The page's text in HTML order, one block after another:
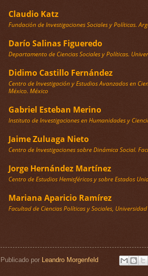
Claudio Katz
Fundación de Investigaciones Sociales y Políticas.
Darío Salinas Figueredo
Departamento de Ciencias Sociales y Políticas.
Didimo Castillo Fernández
Centro de Investigación y Estudios Avanzados en
México. México
Gabriel Esteban Merino
Instituto de Investigaciones en Humanidades y
Jaime Zuluaga Nieto
Centro de Investigaciones sobre Dinámica Social.
Jorge Hernández Martínez
Centro de Estudios Hemisféricos y sobre Estados
Mariana Aparicio Ramírez
Facultad de Ciencias Políticas y Sociales,
Publicado por Leandro Morgenfeld